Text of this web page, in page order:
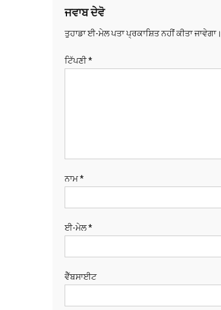
ਜਵਾਬ ਦੇਵੋ
ਤੁਹਾਡਾ ਈ-ਮੇਲ ਪਤਾ ਪ੍ਰਕਾਸ਼ਿਤ ਨਹੀਂ ਕੀਤਾ ਜਾਵੇਗਾ।
ਟਿੱਪਣੀ*
ਨਾਮ*
ਈ-ਮੇਲ*
ਵੈੱਬਸਾਈਟ